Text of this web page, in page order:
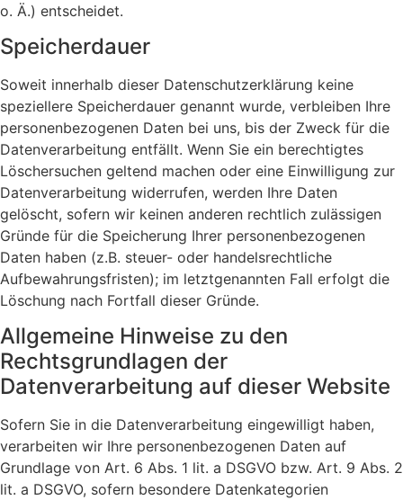
o. Ä.) entscheidet.
Speicherdauer
Soweit innerhalb dieser Datenschutzerklärung keine
speziellere Speicherdauer genannt wurde, verbleiben Ihre
personenbezogenen Daten bei uns, bis der Zweck für die
Datenverarbeitung entfällt. Wenn Sie ein berechtigtes
Löschersuchen geltend machen oder eine Einwilligung zur
Datenverarbeitung widerrufen, werden Ihre Daten
gelöscht, sofern wir keinen anderen rechtlich zulässigen
Gründe für die Speicherung Ihrer personenbezogenen
Daten haben (z.B. steuer- oder handelsrechtliche
Aufbewahrungsfristen); im letztgenannten Fall erfolgt die
Löschung nach Fortfall dieser Gründe.
Allgemeine Hinweise zu den
Rechtsgrundlagen der
Datenverarbeitung auf dieser Website
Sofern Sie in die Datenverarbeitung eingewilligt haben,
verarbeiten wir Ihre personenbezogenen Daten auf
Grundlage von Art. 6 Abs. 1 lit. a DSGVO bzw. Art. 9 Abs. 2
lit. a DSGVO, sofern besondere Datenkategorien